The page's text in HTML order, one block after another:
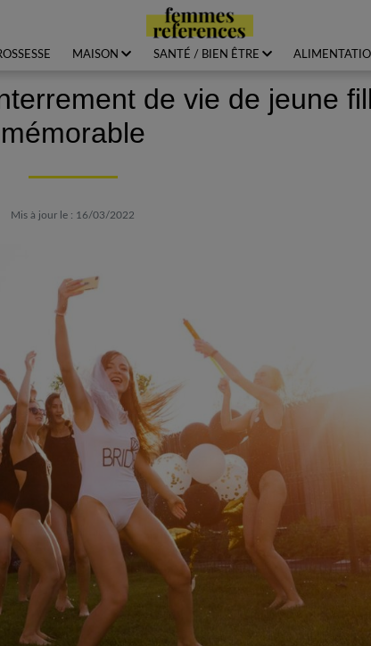
MAISON SANTÉ / BIEN ÊTRE
de vie de jeune
mémorable
Mis à jour le : 16/03/2022